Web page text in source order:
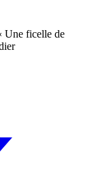
Une ficelle de